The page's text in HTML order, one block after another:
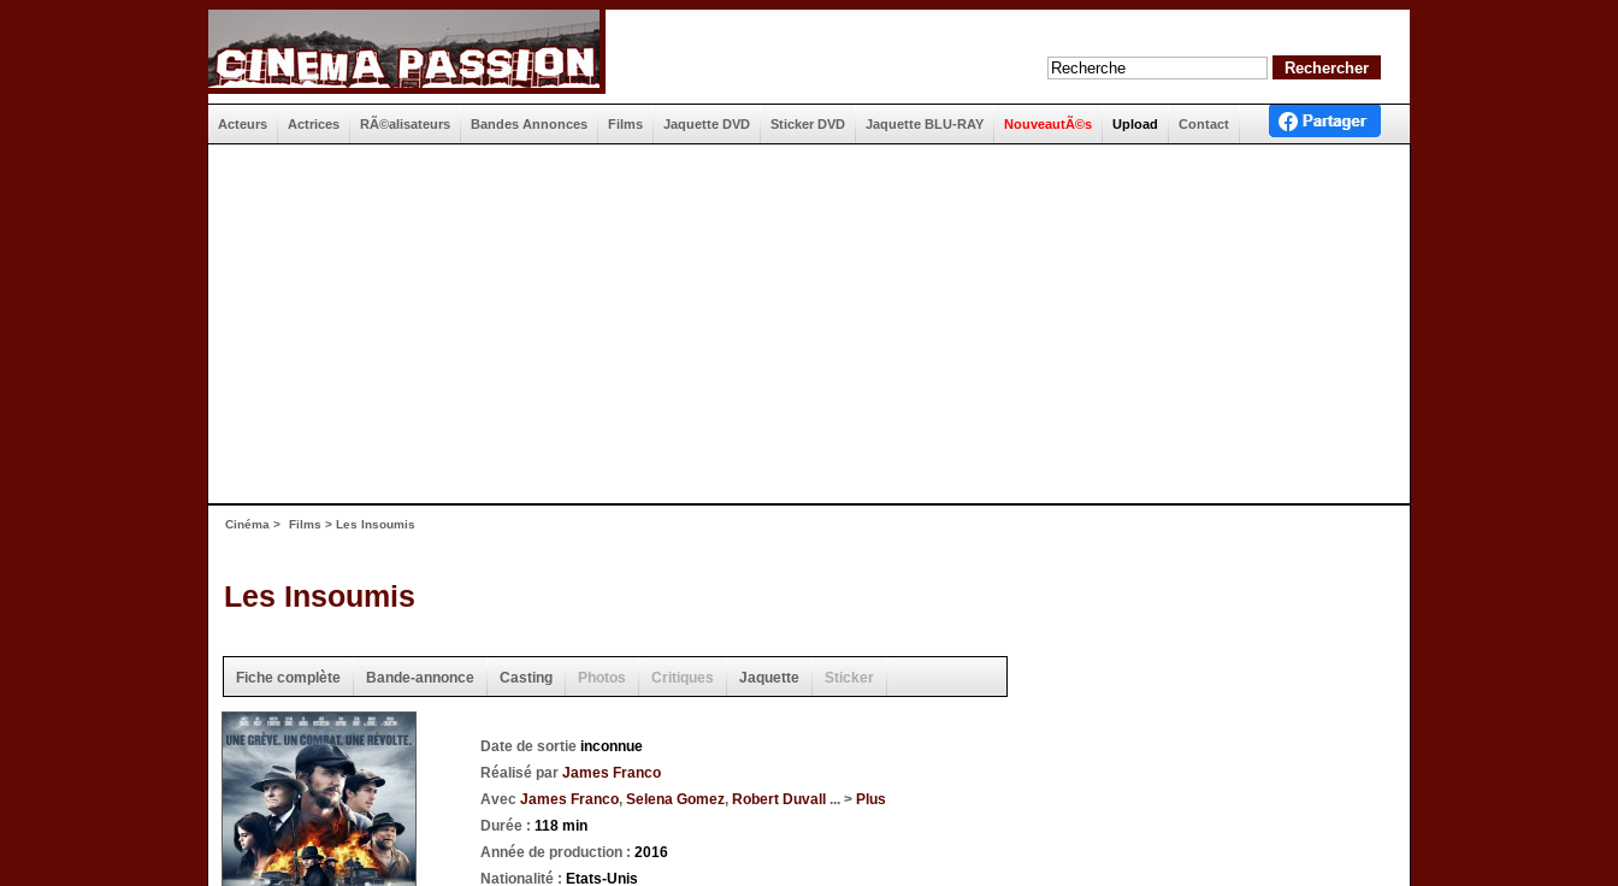
Acteurs Actrices RÃ©alisateurs Bandes Annonces Films Jaquette DVD Sticker DVD Jaquette BLU-RAY NouveautÃ©s Upload Contact
Cinéma > Films > Les Insoumis
Les Insoumis
Fiche complète Bande-annonce Casting Photos Critiques Jaquette Sticker
Date de sortie inconnue
Réalisé par James Franco
Avec James Franco, Selena Gomez, Robert Duvall ... > Plus
Durée : 118 min
Année de production : 2016
Nationalité : Etats-Unis